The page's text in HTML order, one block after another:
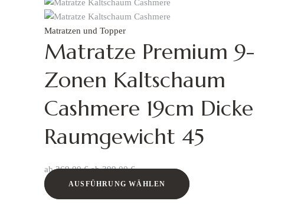
Matratzen und Topper
Matratze Premium 9-
Zonen Kaltschaum
Cashmere 19cm Dicke
Raumgewicht 45
ab269,00€ ab399,00€
AUSFÜHRUNG WÄHLEN